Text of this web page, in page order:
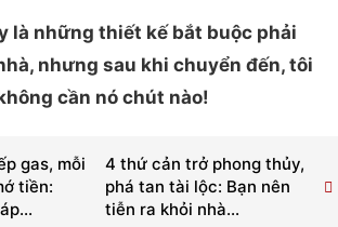
là những thiết kế bắt buộc phải
nhưng sau khi chuyển đến, tôi
cần nó chút nào!
4 thứ cản trở phong thủy,
phá tan tài lộc: Bạn nên
tiễn ra khỏi nhà...
gas, mỗi
tiền: